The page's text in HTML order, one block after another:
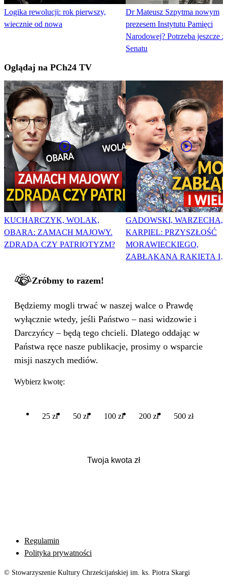
Logika rewolucji: rok pierwszy,
wiecznie od nowa
Dr Mateusz Szpytma nowym
prezesem Instytutu Pamięci
Narodowej? Potrzeba jeszcze
Senatu
Oglądaj na PCh24 TV
KUCHARCZYK, WOLAK,
OBARA: ZAMACH MAJOWY.
ZDRADA CZY PATRIOTYZM?
GADOWSKI, WARZECHA,
KARPIEL: PRZYSZŁOŚĆ
MORAWIECKIEGO,
ZABŁĄKANA RAKIETA I
Zróbmy to razem!
Będziemy mogli trwać w naszej walce o Prawdę
wyłącznie wtedy, jeśli Państwo – nasi widzowie i
Darczyńcy – będą tego chcieli. Dlatego oddając w
Państwa ręce nasze publikacje, prosimy o wsparcie
misji naszych mediów.
Wybierz kwotę:
25 zł 50 zł 100 zł 200 zł 500 zł
Regulamin
Polityka prywatności
© Stowarzyszenie Kultury Chrześcijańskiej im. ks. Piotra Skargi